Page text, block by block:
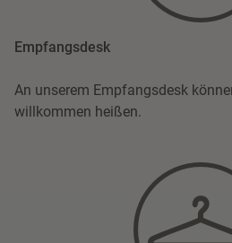
Empfangsdesk
An unserem Empfangsdesk
willkommen heißen.